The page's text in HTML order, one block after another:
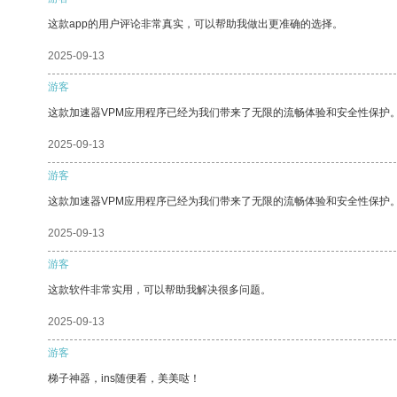
这款app的用户评论非常真实，可以帮助我做出更准确的选择。
2025-09-13
游客
这款加速器VPM应用程序已经为我们带来了无限的流畅体验和安全性保护
2025-09-13
游客
这款加速器VPM应用程序已经为我们带来了无限的流畅体验和安全性保护
2025-09-13
游客
这款软件非常实用，可以帮助我解决很多问题。
2025-09-13
游客
梯子神器，ins随便看，美美哒！